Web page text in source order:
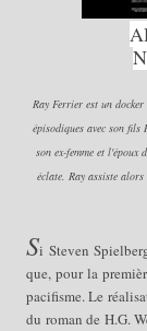
Ray Ferrier est un
épisodiques avec son fils
son ex-femme et
éclate. Ray assiste
Si Steven
que, pour la
pacifisme. Le
du roman de H.G.